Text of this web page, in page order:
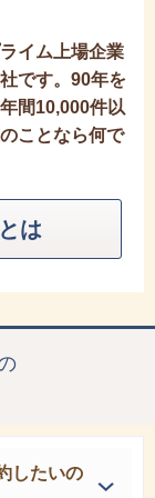
イム上場企業
です。90年を
間10,000件以
ことなら何で
は
したいの